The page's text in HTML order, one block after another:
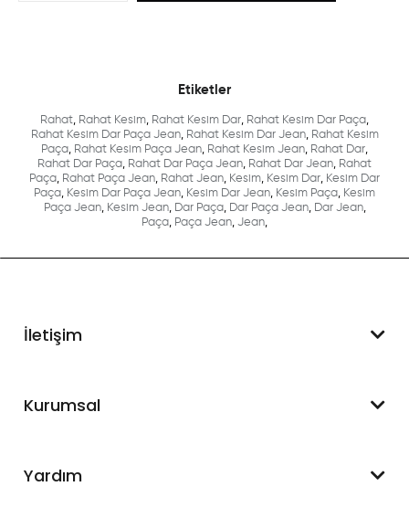
Etiketler
Rahat, Rahat Kesim, Rahat Kesim Dar, Rahat Kesim Dar Paça,
Rahat Kesim Dar Paça Jean, Rahat Kesim Dar Jean, Rahat Kesim
Paça, Rahat Kesim Paça Jean, Rahat Kesim Jean, Rahat Dar,
Rahat Dar Paça, Rahat Dar Paça Jean, Rahat Dar Jean, Rahat
Paça, Rahat Paça Jean, Rahat Jean, Kesim, Kesim Dar, Kesim Dar
Paça, Kesim Dar Paça Jean, Kesim Dar Jean, Kesim Paça, Kesim
Paça Jean, Kesim Jean, Dar Paça, Dar Paça Jean, Dar Jean,
Paça, Paça Jean, Jean,
İletişim
WhatsApp Destek
Kurumsal
Hakkımızda
Yardım